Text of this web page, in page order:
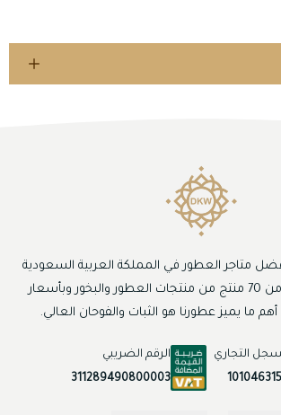
متاجر العطور في المملكة العربية السعودية
والخليج، نوفر أكثر من 70 منتج من منتجات العطور والبخور وبأسعار
ما يميز عطورنا هو الثبات والفوحان العالي.
التجاري
الرقم الضريبي
311289490800003